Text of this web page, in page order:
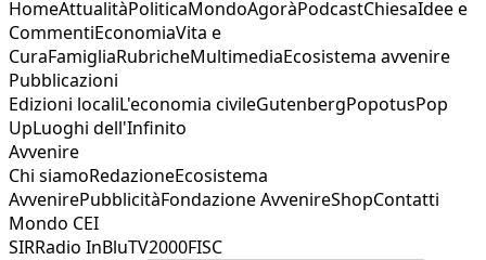
HomeAttualitàPoliticaMondoAgoràPodcastChiesaIdee e
CommentiEconomiaVita e
CuraFamigliaRubricheMultimediaEcosistema avvenire
Pubblicazioni
Edizioni localiL'economia civileGutenbergPopotusPop
UpLuoghi dell'Infinito
Avvenire
Chi siamoRedazioneEcosistema
AvvenirePubblicitàFondazione AvvenireShopContatti
Mondo CEI
SIRRadio InBluTV2000FISC